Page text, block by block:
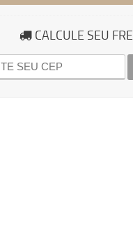
CALCULE SEU